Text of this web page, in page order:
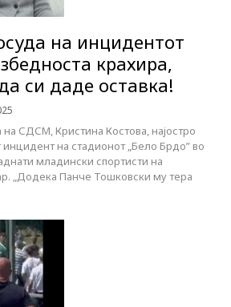
на инцидентот
крахира,
си даде оставка!
на СДСМ, Кристина Костова, најостро
на стадионот „Бело Брдо” во
младински спортисти на
„Додека Панче Тошковски му тера